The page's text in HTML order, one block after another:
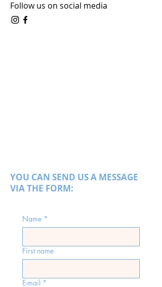
Follow us on social media
YOU CAN SEND US A MESSAGE
VIA THE FORM:
Name *
First name
E-mail *